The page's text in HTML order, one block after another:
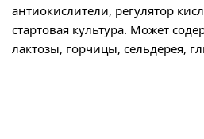
антиокислители, регулятор
стартовая культура. Может
лактозы, горчицы, сельдерея,